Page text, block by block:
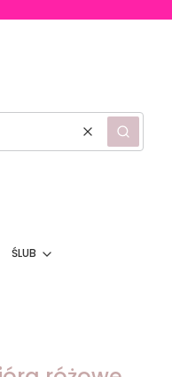
WyczyśćSzukaj
ŚLUB